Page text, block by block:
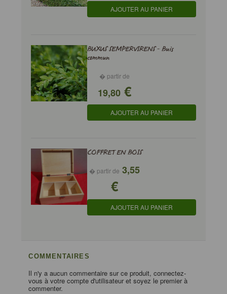
AJOUTER AU PANIER
BUXUS SEMPERVIRENS - Buis
commun
� partir de
19,80€
AJOUTER AU PANIER
COFFRET EN BOIS
� partir de 3,55
€
AJOUTER AU PANIER
COMMENTAIRES
Il n'y a aucun commentaire sur ce produit, connectez-
vous à votre compte d'utilisateur et soyez le premier à
commenter.